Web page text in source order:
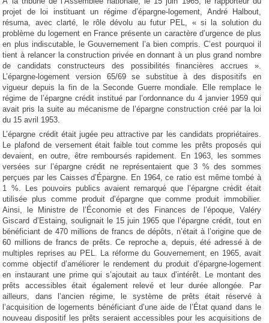
projet de loi instituant un régime d’épargne-logement, André Halbout,
résuma, avec clarté, le rôle dévolu au futur PEL, « si la solution du
problème du logement en France présente un caractère d’urgence de plus
en plus indiscutable, le Gouvernement l’a bien compris. C’est pourquoi il
tient à relancer la construction privée en donnant à un plus grand nombre
de candidats constructeurs des possibilités financières accrues ».
L’épargne-logement version 65/69 se substitue à des dispositifs en
vigueur depuis la fin de la Seconde Guerre mondiale. Elle remplace le
régime de l’épargne crédit institué par l’ordonnance du 4 janvier 1959 qui
avait pris la suite au mécanisme de l’épargne construction créé par la loi
du 15 avril 1953.
L’épargne crédit était jugée peu attractive par les candidats propriétaires.
Le plafond de versement était faible tout comme les prêts proposés qui
devaient, en outre, être remboursés rapidement. En 1963, les sommes
versées sur l’épargne crédit ne représentaient que 3 % des sommes
perçues par les Caisses d’Épargne. En 1964, ce ratio est même tombé à
1 %. Les pouvoirs publics avaient remarqué que l’épargne crédit était
utilisée plus comme produit d’épargne que comme produit immobilier.
Ainsi, le Ministre de l’Économie et des Finances de l’époque, Valéry
Giscard d’Estaing, soulignait le 15 juin 1965 que l’épargne crédit, tout en
bénéficiant de 470 millions de francs de dépôts, n’était à l’origine que de
60 millions de francs de prêts. Ce reproche a, depuis, été adressé à de
multiples reprises au PEL. La réforme du Gouvernement, en 1965, avait
comme objectif d’améliorer le rendement du produit d’épargne-logement
en instaurant une prime qui s’ajoutait au taux d’intérêt. Le montant des
prêts accessibles était également relevé et leur durée allongée. Par
ailleurs, dans l’ancien régime, le système de prêts était réservé à
l’acquisition de logements bénéficiant d’une aide de l’État quand dans le
nouveau dispositif les prêts seraient accessibles pour les acquisitions de